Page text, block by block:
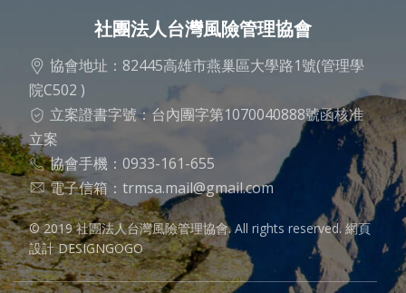
社團法人台灣風險管理協會
協會地址：82445高雄市燕巢區大學路1號(管理學
院C502 )
立案證書字號：台內團字第1070040888號函核准
立案
協會手機：0933-161-655
電子信箱： trmsa.mail@gmail.com
© 2019 社團法人台灣風險管理協會. All rights reserved. 網頁
設計 DESIGNGOGO